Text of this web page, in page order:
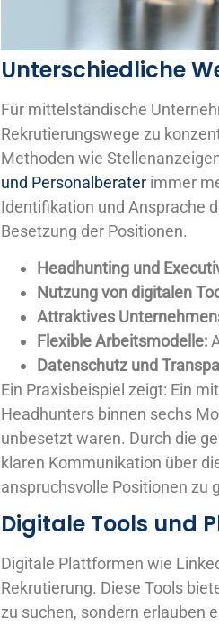
Unterschiedliche
Für mittelständische
Rekrutierungswege zu
Methoden wie
und Personalberater immer
Identifikation und Ansprache
Besetzung der Positionen.
Headhunting und
Nutzung von digitalen
Attraktives
Flexible Arbeitsmodelle:
Datenschutz und
Ein Praxisbeispiel zeigt: Ein
Headhunters binnen sechs
unbesetzt waren. Durch die
klaren Kommunikation über
anspruchsvolle Positionen zu
Digitale Tools und
Digitale Plattformen wie
Rekrutierung. Diese Tools
zu suchen, sondern erlauben